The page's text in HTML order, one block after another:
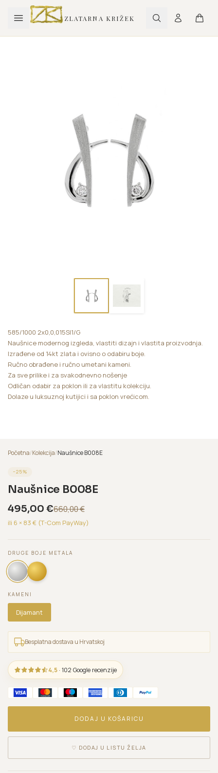
ZLATARNA KRIŽEK
585/1000 2x0,0,015SI1/G
Naušnice modernog izgleda, vlastiti dizajn i vlastita proizvodnja.
Izrađene od 14kt zlata i ovisno o odabiru boje.
Ručno obrađene i ručno umetani kameni.
Za sve prilike i za svakodnevno nošenje
Odličan odabir za poklon ili za vlastitu kolekciju.
Dolaze u luksuznoj kutijici i sa poklon vrećicom.
Početna/Kolekcija/Naušnice B008E
−25%
Naušnice B008E
495,00 €660,00€
ili 6 × 83 € (T-Com PayWay)
DRUGE BOJE METALA
KAMENI
Dijamant
Besplatna dostava u Hrvatskoj
4,5 · 102 Google recenzije
DODAJ U KOŠARICU
♡ DODAJ U LISTU ŽELJA